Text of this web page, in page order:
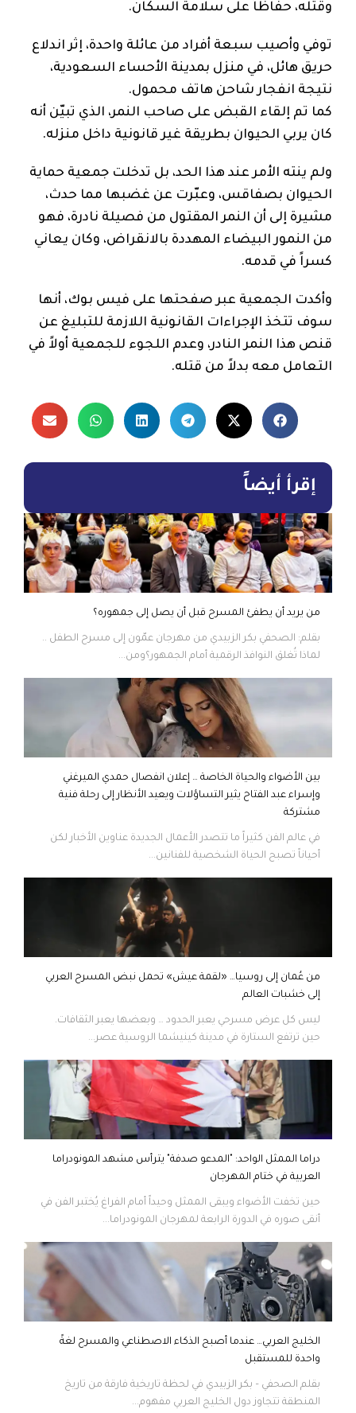
وقتله، حفاظاً على سلامة السكان.
توفي وأصيب سبعة أفراد من عائلة واحدة، إثر اندلاع
حريق هائل، في منزل بمدينة الأحساء السعودية،
نتيجة انفجار شاحن هاتف محمول.
كما تم إلقاء القبض على صاحب النمر، الذي تبيّن أنه
كان يربي الحيوان بطريقة غير قانونية داخل منزله.
ولم ينته الأمر عند هذا الحد، بل تدخلت جمعية حماية
الحيوان بصفاقس، وعبّرت عن غضبها مما حدث،
مشيرة إلى أن النمر المقتول من فصيلة نادرة، فهو
من النمور البيضاء المهددة بالانقراض، وكان يعاني
كسراً في قدمه.
وأكدت الجمعية عبر صفحتها على فيس بوك، أنها
سوف تتخذ الإجراءات القانونية اللازمة للتبليغ عن
قنص هذا النمر النادر، وعدم اللجوء للجمعية أولاً في
التعامل معه بدلاً من قتله.
إقرأ أيضاً
من يريد أن يطفئ المسرح قبل أن يصل إلى جمهوره؟
بقلم: الصحفي بكر الزبيدي من مهرجان عمّون إلى مسرح الطفل ..
لماذا تُغلق النوافذ الرقمية أمام الجمهور؟ومن...
بين الأضواء والحياة الخاصة … إعلان انفصال حمدي الميرغني
وإسراء عبد الفتاح يثير التساؤلات ويعيد الأنظار إلى رحلة فنية
مشتركة
في عالم الفن كثيراً ما تتصدر الأعمال الجديدة عناوين الأخبار لكن
أحياناً تصبح الحياة الشخصية للفنانين...
من عُمان إلى روسيا… «لقمة عيش» تحمل نبض المسرح العربي
إلى خشبات العالم
ليس كل عرض مسرحي يعبر الحدود … وبعضها يعبر الثقافات.
حين ترتفع الستارة في مدينة كينيشما الروسية عصر...
دراما الممثل الواحد: "المدعو صدفة" يترأس مشهد المونودراما
العربية في ختام المهرجان
حين تخفت الأضواء ويبقى الممثل وحيداً أمام الفراغ يُختبر الفن في
أنقى صوره في الدورة الرابعة لمهرجان المونودراما...
الخليج العربي… عندما أصبح الذكاء الاصطناعي والمسرح لغةً
واحدة للمستقبل
بقلم الصحفي – بكر الزبيدي في لحظة تاريخية فارقة من تاريخ
المنطقة تتجاوز دول الخليج العربي مفهوم...